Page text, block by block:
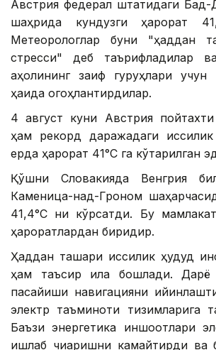
Австрия федерал штатидаги Бад-
шаҳрида кундузги ҳарорат
Метеорологлар буни "ҳаддан
стресси" деб таърифладилар
аҳолининг заиф гуруҳлари учун
ҳақида огоҳлантирдилар.
4 август куни Австрия
ҳам рекорд даражадаги
ерда ҳарорат 41°С га кўтарилган
Қўшни Словакияда Венгрия
Каменица-над-Гроном
41,4°С ни кўрсатди. Бу
ҳароратлардан биридир.
Ҳаддан ташқари иссиқлик ҳудуд
ҳам таъсир қила бошлади. Дарё
пасайиши навигацияни
электр таъминоти тизимларига
Баъзи энергетика иншоотлари
ишлаб чиқаришни камайтирди ва